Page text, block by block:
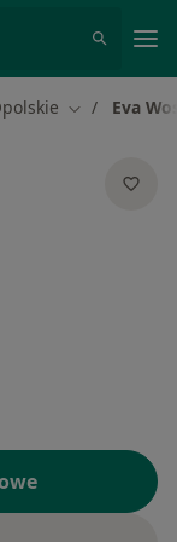
Zmień miasto
Eva